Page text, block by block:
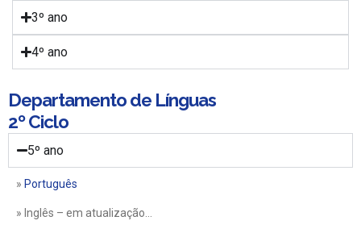
3º ano
4º ano
Departamento de Línguas
2º Ciclo
5º ano
» Português
» Inglês – em atualização…